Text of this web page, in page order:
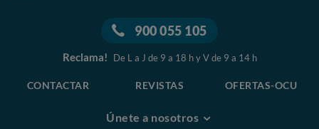
900 055 105
Reclama! De L a J de 9 a 18 h y V de 9 a 14 h
CONTACTAR REVISTAS OFERTAS-OCU
Únete a nosotros